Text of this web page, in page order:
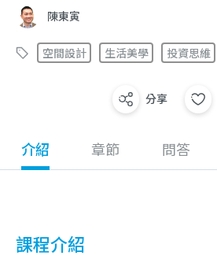
陳東寅
空間設計 生活美學 投資思維
分享
介紹 章節 問答
課程介紹